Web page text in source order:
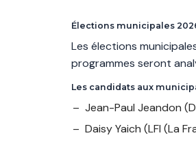
Élections municipales
Les élections
programmes seront
Les candidats aux
Jean-Paul Jeandon
Daisy Yaich (LFI (La